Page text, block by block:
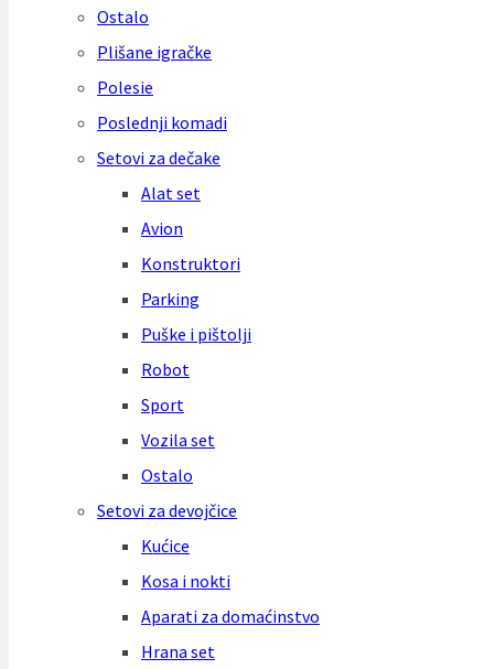
Ostalo
Plišane igračke
Polesie
Poslednji komadi
Setovi za dečake
Alat set
Avion
Konstruktori
Parking
Puške i pištolji
Robot
Sport
Vozila set
Ostalo
Setovi za devojčice
Kućice
Kosa i nokti
Aparati za domaćinstvo
Hrana set